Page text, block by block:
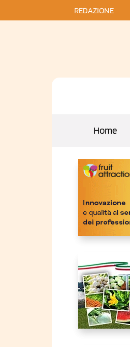
REDAZIONE
Home